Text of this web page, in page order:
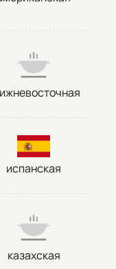
испанская
казахская